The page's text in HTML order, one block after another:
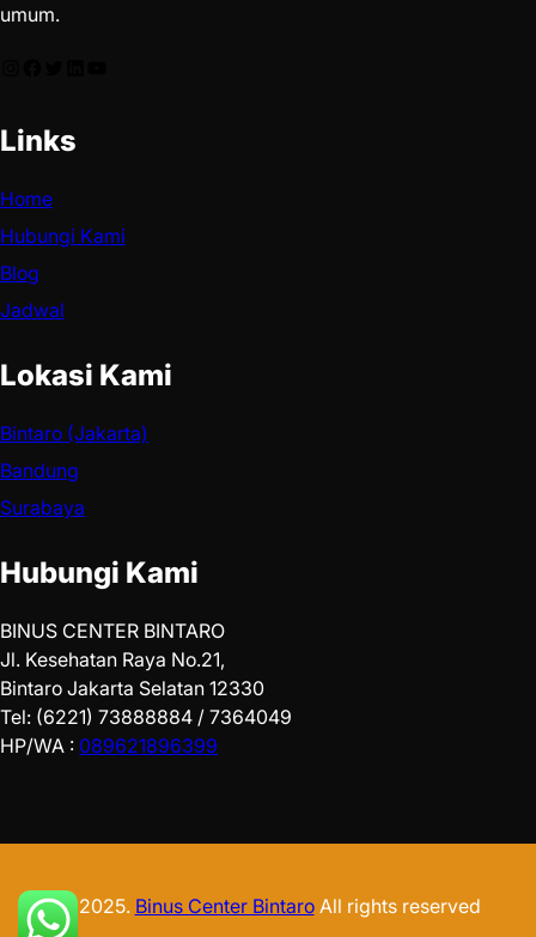
umum.
Links
Home
Hubungi Kami
Blog
Jadwal
Lokasi Kami
Bintaro (Jakarta)
Bandung
Surabaya
Hubungi Kami
BINUS CENTER BINTARO
Jl. Kesehatan Raya No.21,
Bintaro Jakarta Selatan 12330
Tel: (6221) 73888884 / 7364049
HP/WA : 089621896399
© 2025. Binus Center BintaroAll rights reserved